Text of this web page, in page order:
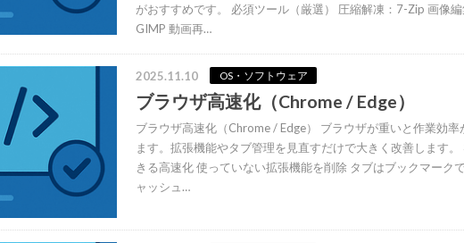
がおすすめです。 必須ツール（厳選） 圧縮解凍：7-Zip 画像編
GIMP 動画再…
2025.11.10 OS・ソフトウェア
ブラウザ高速化（Chrome / Edge）
ブラウザ高速化（Chrome / Edge） ブラウザが重いと作業効率
ます。拡張機能やタブ管理を見直すだけで大きく改善します。
きる高速化 使っていない拡張機能を削除 タブはブックマーク
ャッシュ…